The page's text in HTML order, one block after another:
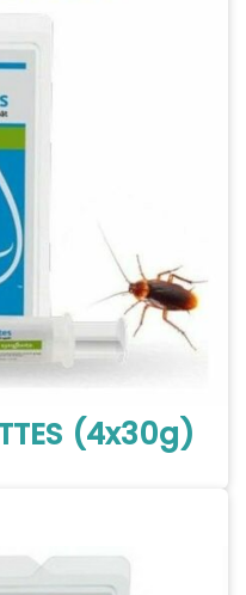
(4x30g)